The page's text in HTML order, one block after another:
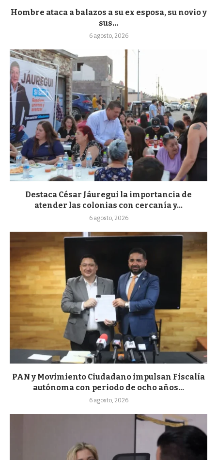
Hombre ataca a balazos a su ex esposa, su novio y
sus...
6 agosto, 2026
Destaca César Jáuregui la importancia de
atender las colonias con cercanía y...
6 agosto, 2026
PAN y Movimiento Ciudadano impulsan Fiscalía
autónoma con periodo de ocho años...
6 agosto, 2026